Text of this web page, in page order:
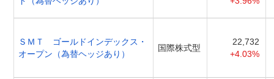
ＳＭＴ ゴールドインデックス・
オープン（為替ヘッジあり）
国際株式型
22,732
+4.03%